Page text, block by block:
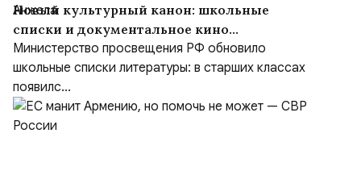
Новый культурный канон: школьные
списки и документальное кино
формируют образ героя
Министерство просвещения РФ обновило
школьные списки литературы: в старших классах
появилс...